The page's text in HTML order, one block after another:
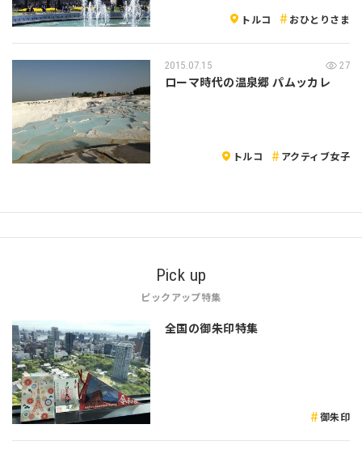
トルコ おひとりさま
2015.07.15 27
ローマ時代の温泉郷 パムッカレ
トルコ アクティブ女子
Pick up
ピックアップ特集
全国の御朱印特集
御朱印